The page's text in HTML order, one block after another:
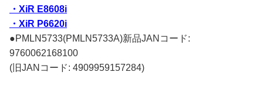
・XiR E8608i
・XiR P6620i
●PMLN5733(PMLN5733A)新品JANコード:
9760062168100
(旧JANコード: 4909959157284)